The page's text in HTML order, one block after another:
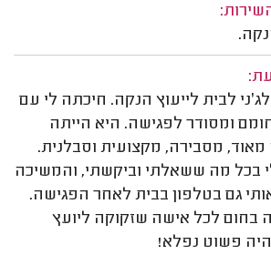
לבית לייעוץ הנקה. חיכתה לי עם
ומסודר לפגישה. היא הייתה
מסבירה, מקצועית וסבלנית.
בכל מה ששאלתי וביקשתי, והמשיכה
גם בטלפון בבית לאחר הפגישה.
בחום לכל אישה שזקוקה ליועץ
פשוט נפלא!